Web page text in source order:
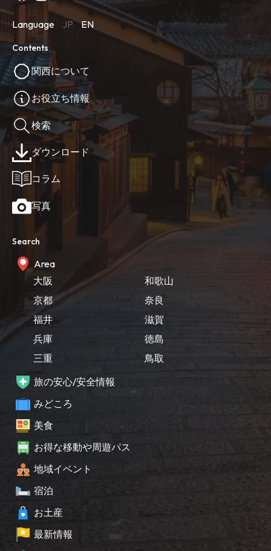
Language JP EN
Contents
関西について
お役立ち情報
検索
ダウンロード
コラム
写真
Search
Area
大阪
京都
福井
兵庫
三重
和歌山
奈良
滋賀
徳島
鳥取
旅の安心/安全情報
みどころ
美食
お得な移動や周遊パス
地域イベント
宿泊
お土産
最新情報